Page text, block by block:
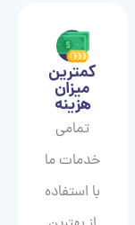
کمترین
میزان
هزینه
تمامی
خدمات ما
با استفاده